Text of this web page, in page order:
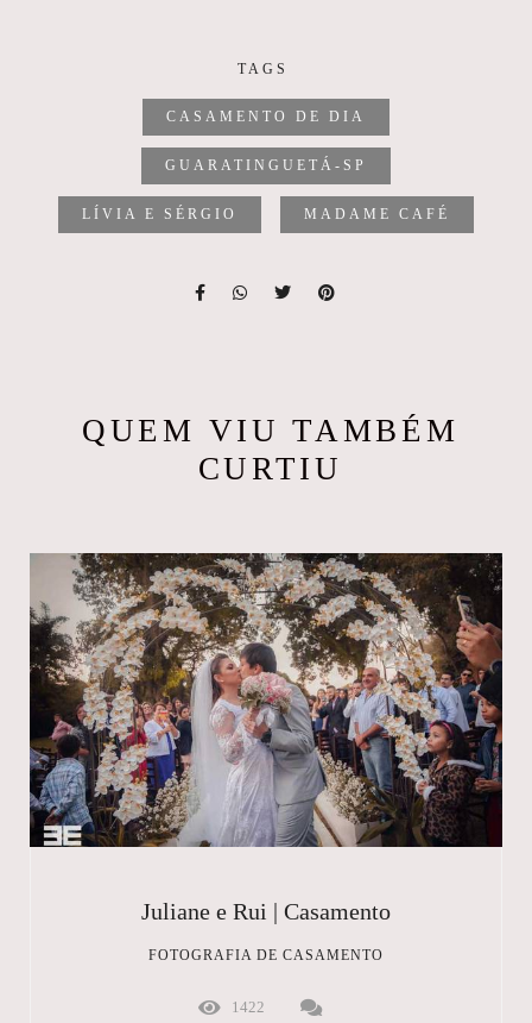
TAGS
CASAMENTO DE DIA
GUARATINGUETÁ-SP
LÍVIA E SÉRGIO MADAME CAFÉ
QUEM VIU TAMBÉM
CURTIU
Juliane e Rui | Casamento
FOTOGRAFIA DE CASAMENTO
1422